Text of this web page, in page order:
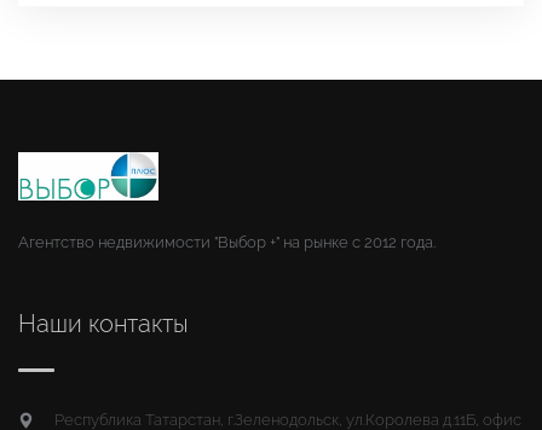
Агентство недвижимости "Выбор +" на рынке с 2012 года.
Наши контакты
Республика Татарстан, г.Зеленодольск, ул.Королева д.11Б, офис